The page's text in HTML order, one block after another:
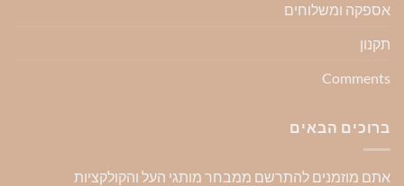
אספקה ומשלוחים
תקנון
Comments
ברוכים הבאים
אתם מוזמנים להתרשם ממבחר מותגי העל והקולקציות